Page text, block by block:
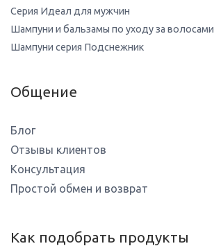
Серия Идеал для мужчин
Шампуни и бальзамы по уходу за волосами
Шампуни серия Подснежник
Общение
Блог
Отзывы клиентов
Консультация
Простой обмен и возврат
Как подобрать продукты